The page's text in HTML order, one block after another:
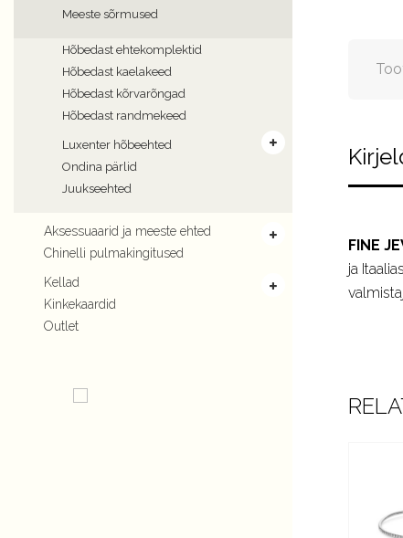
Meeste sõrmused
Hõbedast ehtekomplektid
Hõbedast kaelakeed
Hõbedast kõrvarõngad
Hõbedast randmekeed
Luxenter hõbeehted
Ondina pärlid
Juukseehted
Aksessuaarid ja meeste ehted
Chinelli pulmakingitused
Kellad
Kinkekaardid
Outlet
FINE
ja